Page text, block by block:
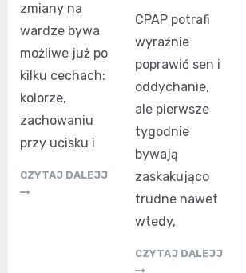
zmiany na
wardze bywa
możliwe już po
kilku cechach:
kolorze,
zachowaniu
przy ucisku i
CZYTAJ DALEJJ
CPAP potrafi
wyraźnie
poprawić sen i
oddychanie,
ale pierwsze
tygodnie
bywają
zaskakująco
trudne nawet
wtedy,
CZYTAJ DALEJJ